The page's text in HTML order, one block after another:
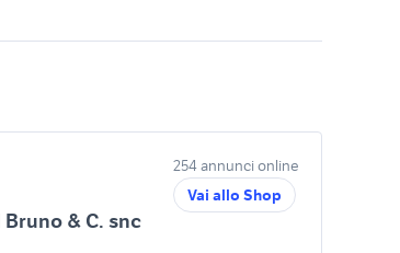
& C. snc
254 annunci online
Vai allo Shop